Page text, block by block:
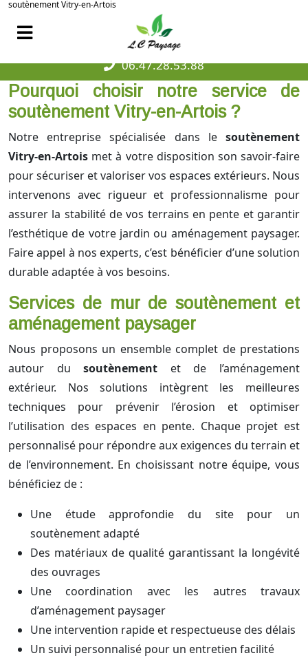
soutènement Vitry-en-Artois
06.47.28.53.88
Pourquoi choisir notre service de
soutènement Vitry-en-Artois ?
Notre entreprise spécialisée dans le soutènement
Vitry-en-Artois met à votre disposition son savoir-faire
pour sécuriser et valoriser vos espaces extérieurs. Nous
intervenons avec rigueur et professionnalisme pour
assurer la stabilité de vos terrains en pente et garantir
l’esthétique de votre jardin ou aménagement paysager.
Faire appel à nos experts, c’est bénéficier d’une solution
durable adaptée à vos besoins.
Services de mur de soutènement et
aménagement paysager
Nous proposons un ensemble complet de prestations
autour dusoutènement et de l’aménagement
extérieur. Nos solutions intègrent les meilleures
techniques pour prévenir l’érosion et optimiser
l’utilisation des espaces en pente. Chaque projet est
personnalisé pour répondre aux exigences du terrain et
de l’environnement. En choisissant notre équipe, vous
bénéficiez de :
Une étude approfondie du site pour un
soutènement adapté
Des matériaux de qualité garantissant la longévité
des ouvrages
Une coordination avec les autres travaux
d’aménagement paysager
Une intervention rapide et respectueuse des délais
Un suivi personnalisé pour un entretien facilité